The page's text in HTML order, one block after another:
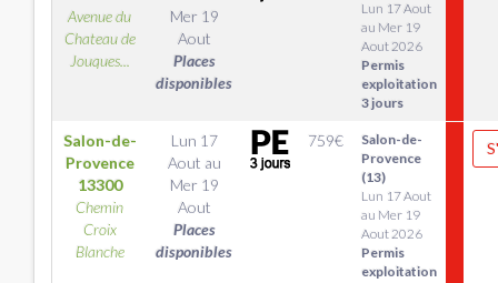
Avenue du
Chateau de
Jouques...
Mer 19
Aout
Places
disponibles
Lun 17 Aout
au Mer 19
Aout 2026
Permis
exploitation
3 jours
Salon-de-
Provence
13300
Chemin
Croix
Blanche
Lun 17
Aout au
Mer 19
Aout
Places
disponibles
759€
Salon-de-
Provence
(13)
Lun 17 Aout
au Mer 19
Aout 2026
Permis
exploitation